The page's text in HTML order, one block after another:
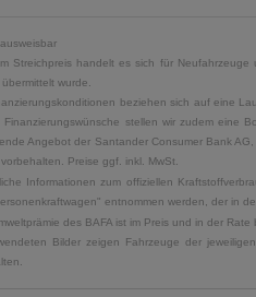
Streichpreis handelt es sich für
wurde.
beziehen sich auf eine
Finanzierungswünsche stellen wir zudem eine
Angebot der Santander Consumer Bank
Preise ggf. inkl. MwSt.
Informationen zum offiziellen
entnommen werden, der in
des BAFA ist im Preis und in der
Bilder zeigen Fahrzeuge der